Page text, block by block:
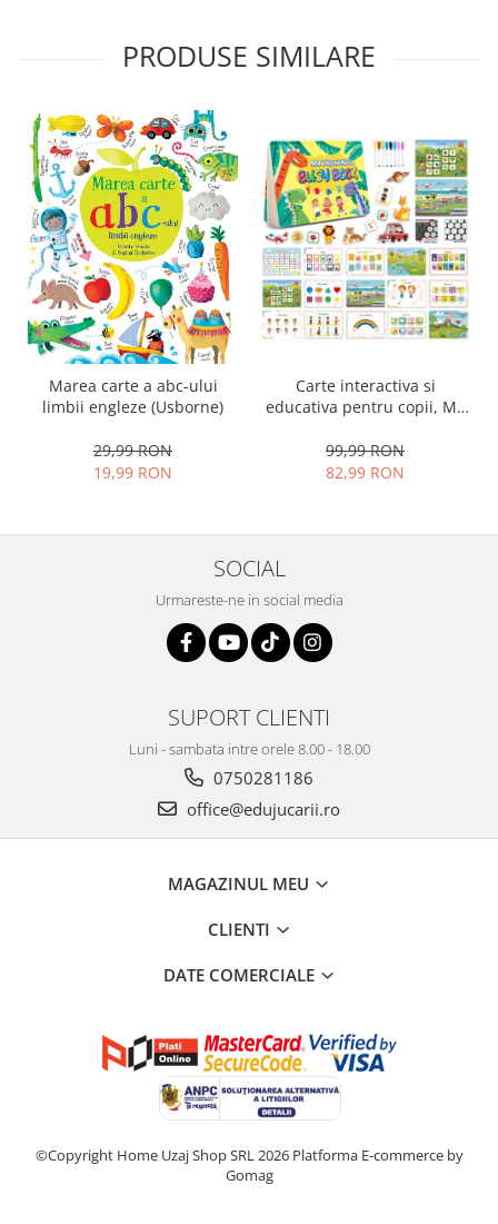
PRODUSE SIMILARE
Marea carte a abc-ului
limbii engleze (Usborne)
29,99 RON
19,99 RON
Carte interactiva si
educativa pentru copii, My
pagini activitati multiple,
stickere repozitionabile,
99,99 RON
82,99 RON
SOCIAL
Urmareste-ne in social media
SUPORT CLIENTI
Luni - sambata intre orele 8.00 - 18.00
0750281186
office@edujucarii.ro
MAGAZINUL MEU
CLIENTI
DATE COMERCIALE
©Copyright Home Uzaj Shop SRL 2026 Platforma E-commerce by
Gomag